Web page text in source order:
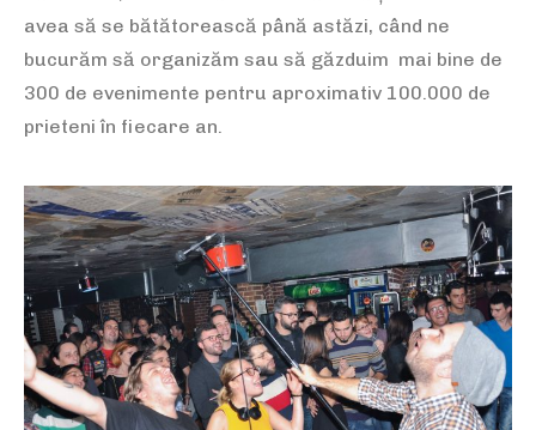
avea să se bătătorească până astăzi, când ne
bucurăm să organizăm sau să găzduim mai bine de
300 de evenimente pentru aproximativ 100.000 de
prieteni în fiecare an.